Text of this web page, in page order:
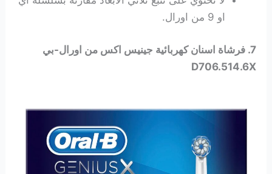
او 9 من اورال.
7. فرشاة اسنان كهربائية جينيس اكس من اورال-بي
D706.514.6X